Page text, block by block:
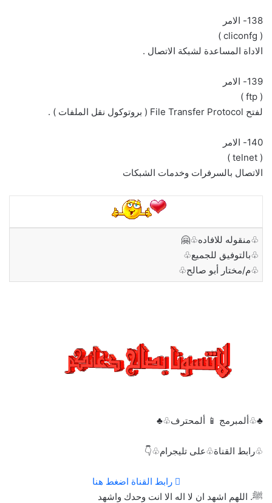
138- الامر
( cliconfg )
الاداة المساعدة لشبكة الاتصال .
139- الامر
( ftp )
لفتح File Transfer Protocol ( بروتوكول نقل الملفات ) .
140- الامر
( telnet )
الاتصال بالسرفرات وخدمات الشبكات
♧منقوله للافاده♧🤗
♧بالتوفيق للجميع♧
♧م/مختار أبو صالح♧
♣♧ألمبرمج 📱 ألمحترف♧♣
♧رابط القناة♧على تليجرام♧👇
رابط القناة اضغط هنا
ﷺ. اللهم اشهد ان لا اله الا انت وحدك واشهد